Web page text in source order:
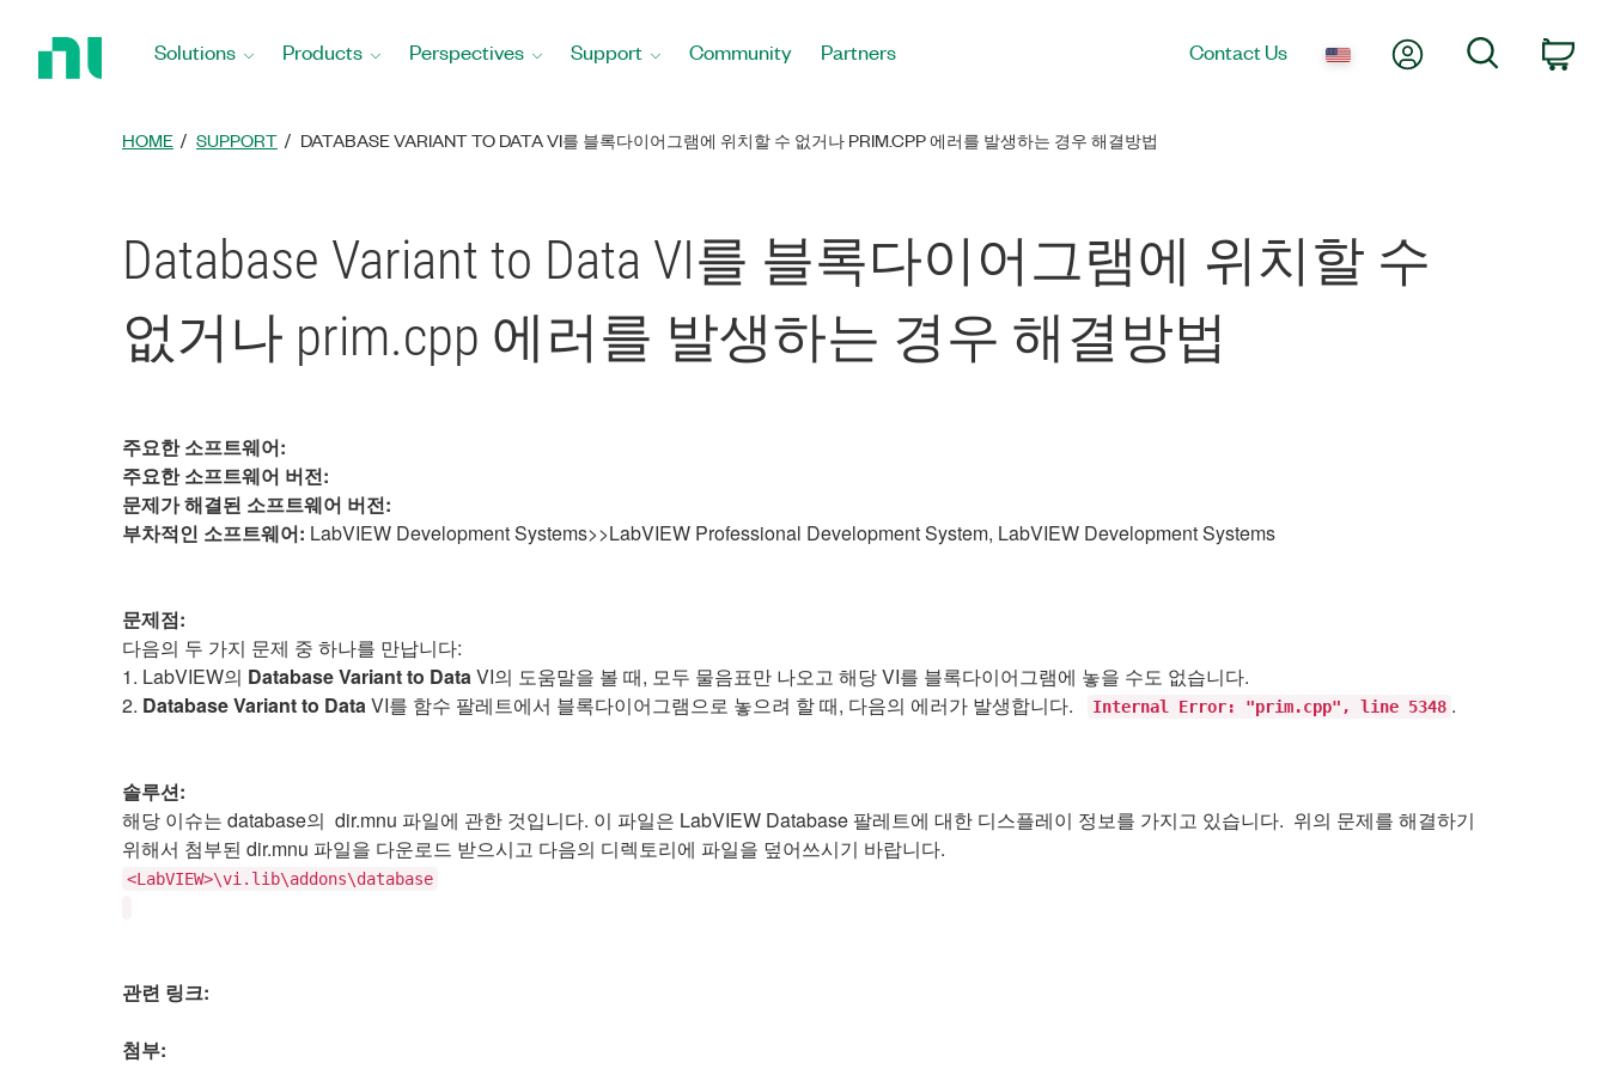
Solutions Products Perspectives Support Community Partners Contact Us My AccountSearch
HOME SUPPORT DATABASE VARIANT TO DATA VI를 블록다이어그램에 위치할 수 없거나 PRIM.CPP 에러를 발생하는 경우 해결방법
Database Variant to Data VI를 블록다이어그램에 위치할 수
없거나 prim.cpp 에러를 발생하는 경우 해결방법
주요한 소프트웨어:
주요한 소프트웨어 버전:
문제가 해결된 소프트웨어 버전:
부차적인 소프트웨어: LabVIEW Development Systems>>LabVIEW Professional Development System, LabVIEW Development Systems
문제점:
다음의 두 가지 문제 중 하나를 만납니다:
1. LabVIEW의 Database Variant to DataVI의 도움말을 볼 때, 모두 물음표만 나오고 해당 VI를 블록다이어그램에 놓을 수도 없습니다.
2. Database Variant to DataVI를 함수 팔레트에서 블록다이어그램으로 놓으려 할 때, 다음의 에러가 발생합니다. Internal Error: "prim.cpp", line 5348 .
솔루션:
해당 이슈는 database의 dir.mnu 파일에 관한 것입니다. 이 파일은 LabVIEW Database 팔레트에 대한 디스플레이 정보를 가지고 있습니다. 위의 문제를 해결하기
위해서 첨부된 dir.mnu 파일을 다운로드 받으시고 다음의 디렉토리에 파일을 덮어쓰시기 바랍니다.
<LabVIEW>\vi.lib\addons\database
관련 링크:
첨부: